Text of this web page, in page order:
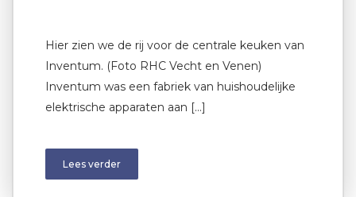
Hier zien we de rij voor de centrale keuken van
Inventum. (Foto RHC Vecht en Venen)
Inventum was een fabriek van huishoudelijke
elektrische apparaten aan […]
Lees verder